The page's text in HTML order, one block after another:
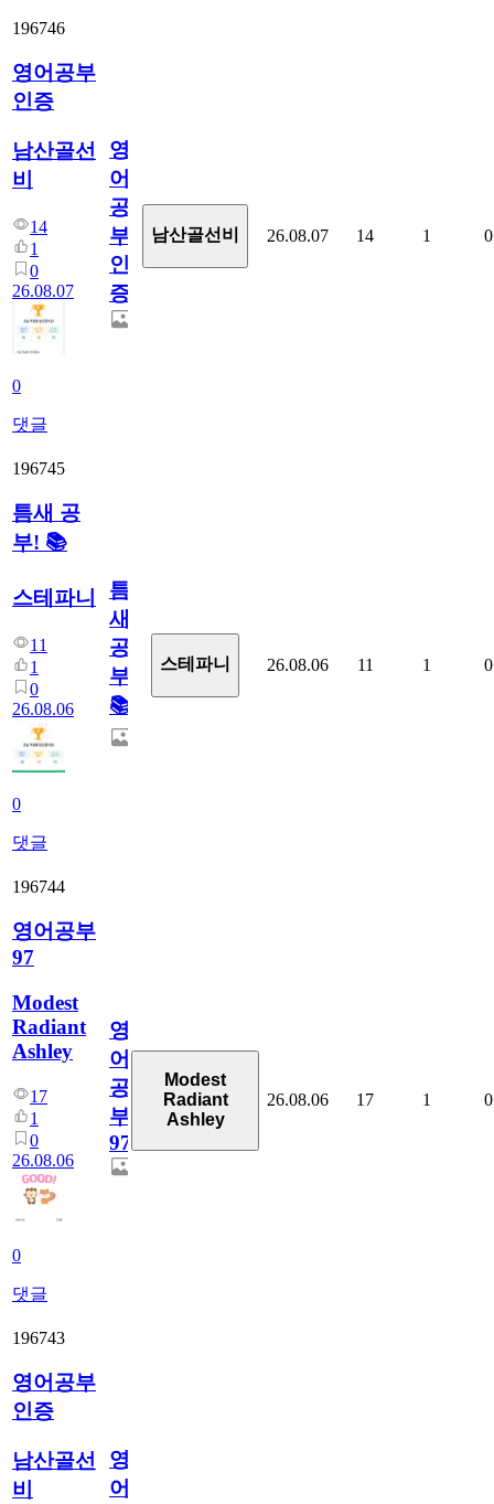
196746
영어공부
인증
남산골선
비
14
1
0
26.08.07
0
댓글
영
어
공
부
인
증
남산골선비 26.08.07 14 1 0
196745
틈새 공
부! 📚
스테파니
11
1
0
26.08.06
0
댓글
틈
새
공
부!
📚
스테파니 26.08.06 11 1 0
196744
영어공부
97
Modest
Radiant
Ashley
17
1
0
26.08.06
0
댓글
영
어
공
부
97
Modest
Radiant
Ashley
26.08.06 17 1 0
196743
영어공부
인증
남산골선
비
영
어